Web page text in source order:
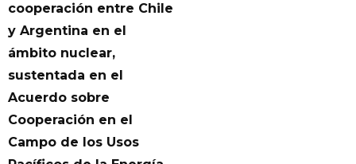
cooperación entre Chile
y Argentina en el
ámbito nuclear,
sustentada en el
Acuerdo sobre
Cooperación en el
Campo de los Usos